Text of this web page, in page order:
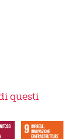
questi